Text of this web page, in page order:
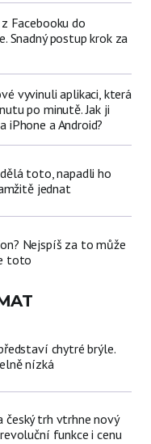
Facebooku do
Snadný postup krok za
vyvinuli aplikaci, která
po minutě. Jak ji
iPhone a Android?
toto, napadli ho
jednat
Nejspíš za to může
toto
chytré brýle.
nízká
český trh vtrhne nový
funkce i cenu